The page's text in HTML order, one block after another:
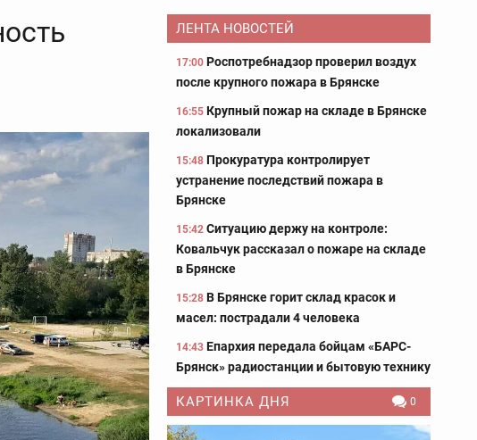
ЛЕНТА НОВОСТЕЙ
17:00 Роспотребнадзор проверил воздух
после крупного пожара в Брянске
16:55 Крупный пожар на складе в Брянске
локализовали
15:48 Прокуратура контролирует
устранение последствий пожара в
Брянске
15:42 Ситуацию держу на контроле:
Ковальчук рассказал о пожаре на складе
в Брянске
15:28 В Брянске горит склад красок и
масел: пострадали 4 человека
14:43 Епархия передала бойцам «БАРС-
Брянск» радиостанции и бытовую технику
КАРТИНКА ДНЯ 0